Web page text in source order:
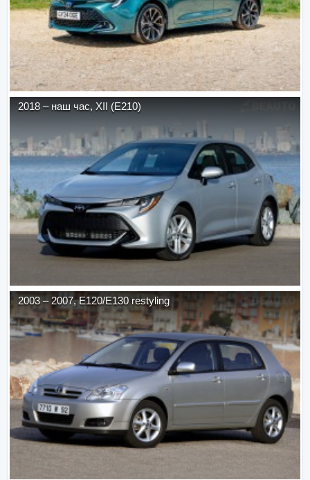
2018 – наш час, XII (E210)
2003 – 2007,E120/E130 restyling